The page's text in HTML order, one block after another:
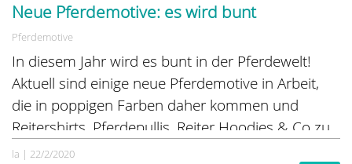
Neue Pferdemotive: es wird bunt
Pferdemotive
In diesem Jahr wird es bunt in der Pferdewelt!
Aktuell sind einige neue Pferdemotive in Arbeit,
die in poppigen Farben daher kommen und
Reitershirts, Pferdepullis, Reiter Hoodies & Co zu
echten Hinguckern machen
la | 22/2/2020